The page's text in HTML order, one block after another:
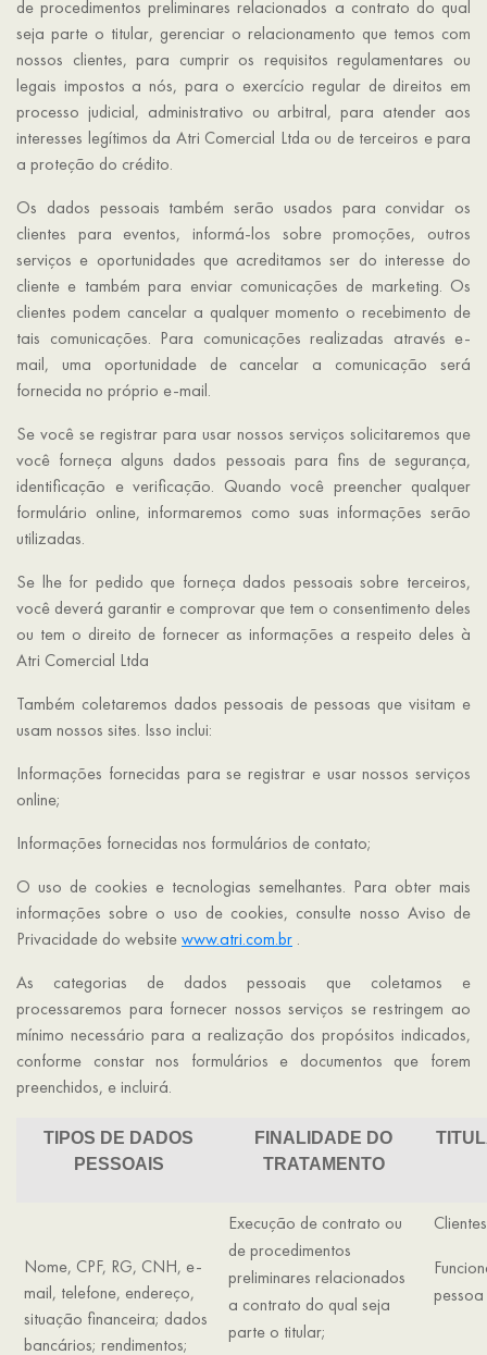
de procedimentos preliminares relacionados a contrato do qual
seja parte o titular, gerenciar o relacionamento que temos com
nossos clientes, para cumprir os requisitos regulamentares ou
legais impostos a nós, para o exercício regular de direitos em
processo judicial, administrativo ou arbitral, para atender aos
interesses legítimos da Atri Comercial Ltda ou de terceiros e para
a proteção do crédito.
Os dados pessoais também serão usados para convidar os
clientes para eventos, informá-los sobre promoções, outros
serviços e oportunidades que acreditamos ser do interesse do
cliente e também para enviar comunicações de marketing. Os
clientes podem cancelar a qualquer momento o recebimento de
tais comunicações. Para comunicações realizadas através e-
mail, uma oportunidade de cancelar a comunicação será
fornecida no próprio e-mail.
Se você se registrar para usar nossos serviços solicitaremos que
você forneça alguns dados pessoais para fins de segurança,
identificação e verificação. Quando você preencher qualquer
formulário online, informaremos como suas informações serão
utilizadas.
Se lhe for pedido que forneça dados pessoais sobre terceiros,
você deverá garantir e comprovar que tem o consentimento deles
ou tem o direito de fornecer as informações a respeito deles à
Atri Comercial Ltda
Também coletaremos dados pessoais de pessoas que visitam e
usam nossos sites. Isso inclui:
Informações fornecidas para se registrar e usar nossos serviços
online;
Informações fornecidas nos formulários de contato;
O uso de cookies e tecnologias semelhantes. Para obter mais
informações sobre o uso de cookies, consulte nosso Aviso de
Privacidade do websitewww.atri.com.br .
As categorias de dados pessoais que coletamos e
processaremos para fornecer nossos serviços se restringem ao
mínimo necessário para a realização dos propósitos indicados,
conforme constar nos formulários e documentos que forem
preenchidos, e incluirá.
TIPOS DE DADOS
PESSOAIS
FINALIDADE DO
TRATAMENTO
Nome, CPF, RG, CNH, e-
mail, telefone, endereço,
situação financeira; dados
bancários; rendimentos;
Execução de contrato ou
de procedimentos
preliminares relacionados
a contrato do qual seja
parte o titular;